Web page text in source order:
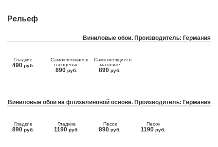
Рельеф
Виниловые обои. Производитель: Германия
Гладкие
490 руб.
Самоклеящиеся
глянцевые
890 руб.
Самоклеящиеся
матовые
890 руб.
Виниловые обои на флизелиновой основе. Производитель: Германия
Гладкие
890 руб.
Гладкие
1190 руб.
Песок
890 руб.
Песок
1190 руб.